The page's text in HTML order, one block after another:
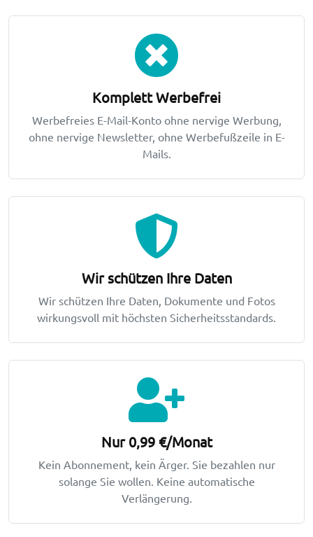
Komplett Werbefrei
Werbefreies E-Mail-Konto ohne nervige Werbung,
ohne nervige Newsletter, ohne Werbefußzeile in E-
Mails.
Wir schützen Ihre Daten
Wir schützen Ihre Daten, Dokumente und Fotos
wirkungsvoll mit höchsten Sicherheitsstandards.
Nur 0,99 €/Monat
Kein Abonnement, kein Ärger. Sie bezahlen nur
solange Sie wollen. Keine automatische
Verlängerung.